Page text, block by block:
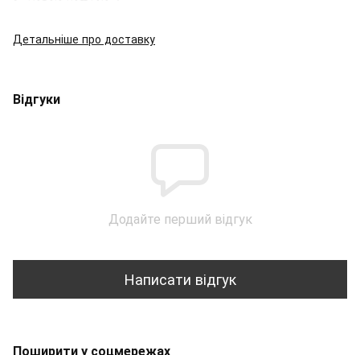
Детальніше про доставку
Відгуки
Додайте перший відгук
Написати відгук
Поширити у соцмережах